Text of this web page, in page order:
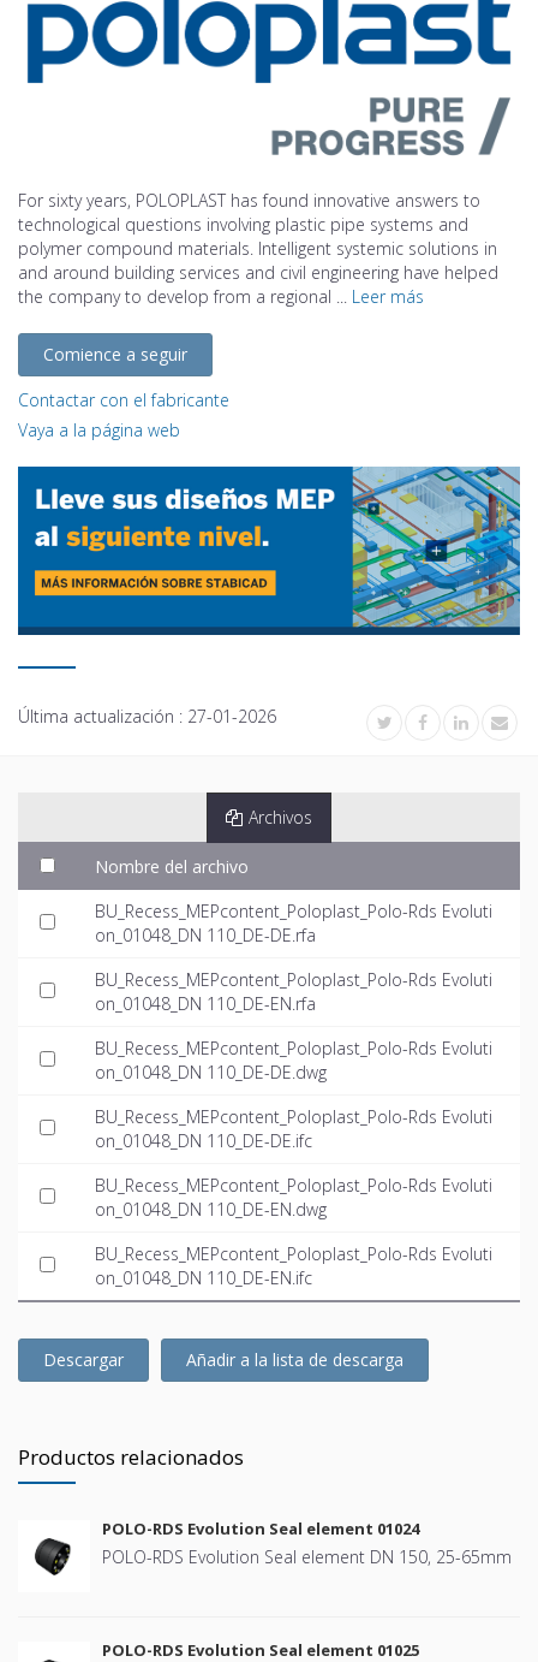
For sixty years, POLOPLAST has found innovative answers to
technological questions involving plastic pipe systems and
polymer compound materials. Intelligent systemic solutions in
and around building services and civil engineering have helped
the company to develop from a regional ... Leer más
Comience a seguir
Contactar con el fabricante
Vaya a la página web
Última actualización : 27-01-2026
Archivos
Nombre del archivo
BU_Recess_MEPcontent_Poloplast_Polo-Rds Evoluti
on_01048_DN 110_DE-DE.rfa
BU_Recess_MEPcontent_Poloplast_Polo-Rds Evoluti
on_01048_DN 110_DE-EN.rfa
BU_Recess_MEPcontent_Poloplast_Polo-Rds Evoluti
on_01048_DN 110_DE-DE.dwg
BU_Recess_MEPcontent_Poloplast_Polo-Rds Evoluti
on_01048_DN 110_DE-DE.ifc
BU_Recess_MEPcontent_Poloplast_Polo-Rds Evoluti
on_01048_DN 110_DE-EN.dwg
BU_Recess_MEPcontent_Poloplast_Polo-Rds Evoluti
on_01048_DN 110_DE-EN.ifc
Descargar Añadir a la lista de descarga
Productos relacionados
POLO-RDS Evolution Seal element 01024
POLO-RDS Evolution Seal element DN 150, 25-65mm
POLO-RDS Evolution Seal element 01025